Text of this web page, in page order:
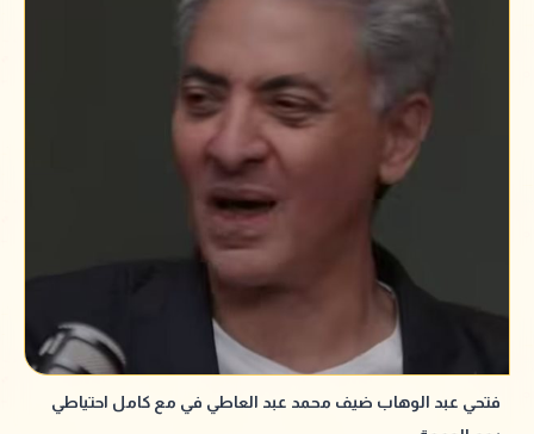
فتحي عبد الوهاب ضيف محمد عبد العاطي في مع كامل احتياطي